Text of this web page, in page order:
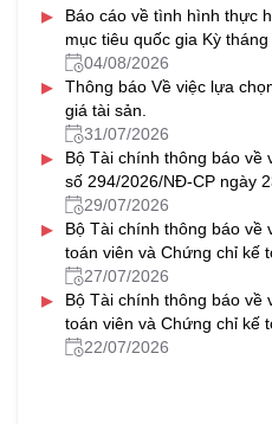
▸
Báo cáo về tình hình thực
mục tiêu quốc
04/08/2026
▸
Thông báo Về việc lựa
giá tài sản.
31/07/2026
▸
Bộ Tài chính thông báo về
số 294/2026/NĐ-CP ngày
về tổ hợp tác
29/07/2026
▸
Bộ Tài chính thông báo về
toán viên và Chứng chỉ kế
viên, kế toán viên năm 2025
27/07/2026
▸
Bộ Tài chính thông báo về
toán viên và Chứng chỉ kế
viên, kế toán viên năm 2025
22/07/2026